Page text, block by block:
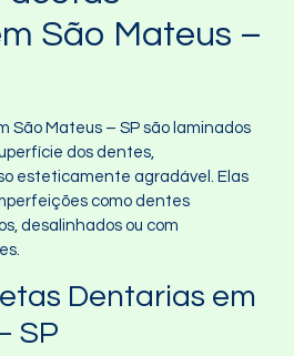
São Mateus –
São Mateus – SP são laminados
dos dentes,
esteticamente agradável. Elas
como dentes
desalinhados ou com
Dentarias em
SP